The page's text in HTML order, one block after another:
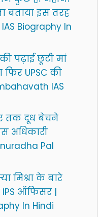
बताया इस तरह
Biography In
पढ़ाई छूटी मां
UPSC की
IAS
तक दूध बेचने
अधिकारी
Pal
मिश्रा के बारे
IPS ऑफिसर |
In Hindi